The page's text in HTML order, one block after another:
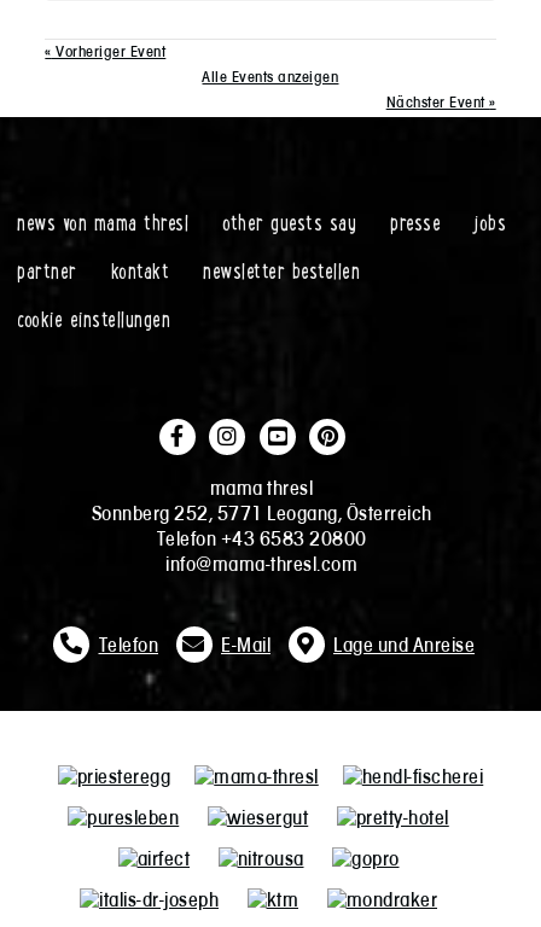
« Vorheriger Event
Alle Events anzeigen
Nächster Event»
news von mama thresl other guests say presse
jobs
partner
kontakt
newsletter bestellen
cookie einstellungen
mama thresl
Sonnberg 252, 5771 Leogang, Österreich
Telefon +43 6583 20800
info@mama-thresl.com
Telefon E-Mail Lage und Anreise